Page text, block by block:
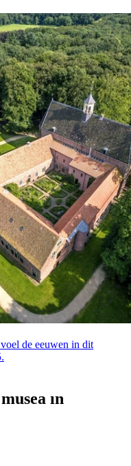
de eeuwen in dit
in